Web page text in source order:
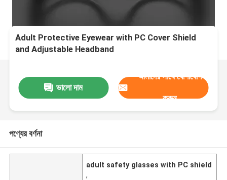
Adult Protective Eyewear with PC Cover Shield
and Adjustable Headband
ভালো দাম
আমাদের সাথে যোগাযোগ
করুন
পণ্যের বর্ণনা
adult safety glasses with PC shield
,